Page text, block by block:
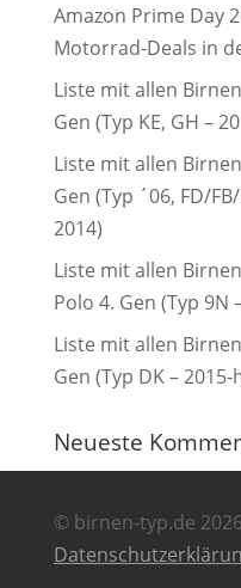
Amazon Prime Day
Motorrad-Deals in
Liste mit allen
Gen (Typ KE, GH –
Liste mit allen
Gen (Typ ´06, FD/
2014)
Liste mit allen
Polo 4. Gen (Typ 9N
Liste mit allen
Gen (Typ DK –
Neueste
© birnen-typ.de